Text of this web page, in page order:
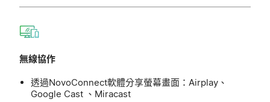
無線協作
透過NovoConnect軟體分享螢幕畫面：Airplay、
Google Cast 、Miracast